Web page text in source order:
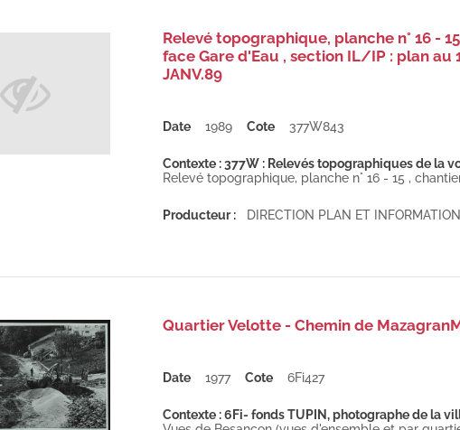
Relevé topographique, planche n° 16 -
face Gare d'Eau , section IL/IP : plan au
JANV.89
Date 1989 Cote 377W843
Contexte : 377W : Relevés topographiques de la
Relevé topographique, planche n° 16 - 15 ,
Producteur : DIRECTION PLAN ET
Quartier Velotte - Chemin de
Date 1977 Cote 6Fi427
Contexte : 6Fi- fonds TUPIN, photographe de la